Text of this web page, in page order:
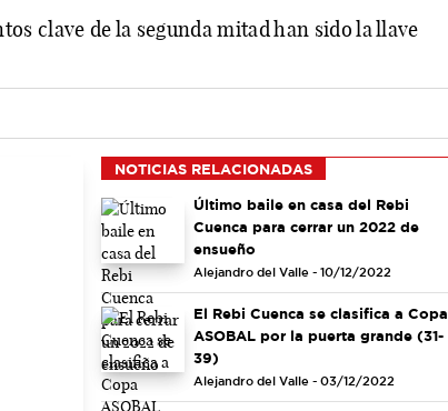
clave de la segunda mitad han sido la llave
NOTICIAS RELACIONADAS
Último baile en casa del Rebi
Cuenca para cerrar un 2022 de
ensueño
Alejandro del Valle - 10/12/2022
El Rebi Cuenca se clasifica a Copa
ASOBAL por la puerta grande (31-
39)
Alejandro del Valle - 03/12/2022